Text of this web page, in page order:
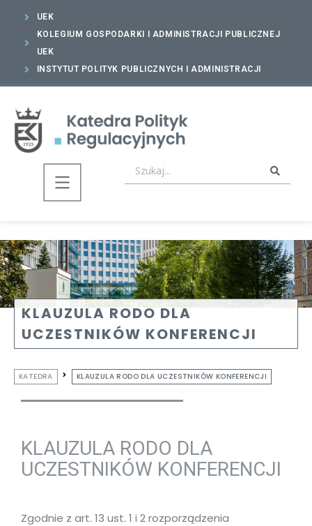
UEK
KOLEGIUM GOSPODARKI I ADMINISTRACJI PUBLICZNEJ
UEK
INSTYTUT POLITYK PUBLICZNYCH I ADMINISTRACJI
KLAUZULA RODO DLA
UCZESTNIKÓW KONFERENCJI
KATEDRA KLAUZULA RODO DLA UCZESTNIKÓW KONFERENCJI
KLAUZULA RODO DLA
UCZESTNIKÓW KONFERENCJI
Zgodnie z art. 13 ust. 1 i 2 rozporządzenia